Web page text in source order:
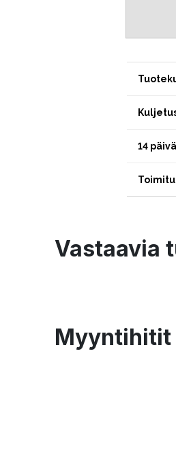
14
Vastaavia
Myyntihitit